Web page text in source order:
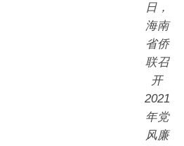
日，
海南
省侨
联召
开
2021
年党
风廉